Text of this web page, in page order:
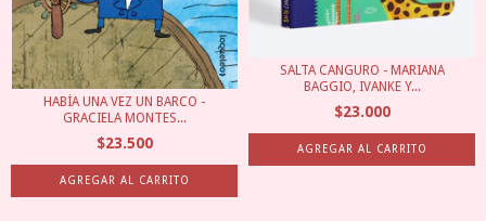
HABÍA UNA VEZ UN BARCO -
GRACIELA MONTES...
$23.500
SALTA CANGURO - MARIANA
BAGGIO, IVANKE Y...
$23.000